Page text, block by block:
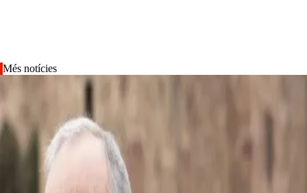
Més notícies